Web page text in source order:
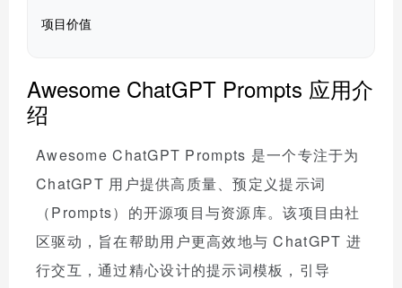
项目价值
Awesome ChatGPT Prompts 应用介
绍
Awesome ChatGPT Prompts 是一个专注于为
ChatGPT 用户提供高质量、预定义提示词
（Prompts）的开源项目与资源库。该项目由社
区驱动，旨在帮助用户更高效地与 ChatGPT 进
行交互，通过精心设计的提示词模板，引导